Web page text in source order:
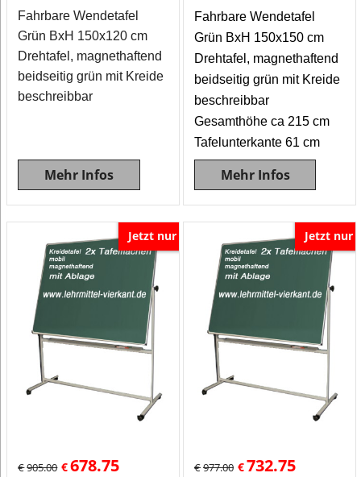
Fahrbare Wendetafel
Grün BxH 150x120 cm
Drehtafel, magnethaftend
beidseitig grün mit Kreide
beschreibbar
Mehr Infos
Fahrbare Wendetafel
Grün BxH 150x150 cm
Drehtafel, magnethaftend
beidseitig grün mit Kreide
beschreibbar
Gesamthöhe ca 215 cm
Tafelunterkante 61 cm
Mehr Infos
Jetzt nur
€905.00 €678.75
Jetzt nur
€977.00 €732.75